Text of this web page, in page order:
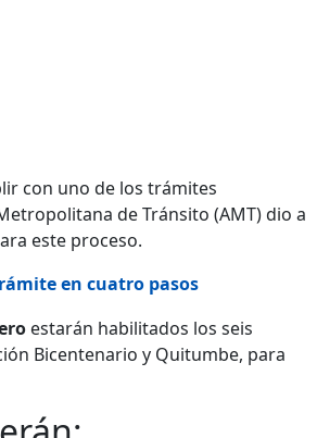
con uno de los trámites
de Tránsito (AMT) dio a
este proceso.
en cuatro pasos
estarán habilitados los seis
Bicentenario y Quitumbe, para